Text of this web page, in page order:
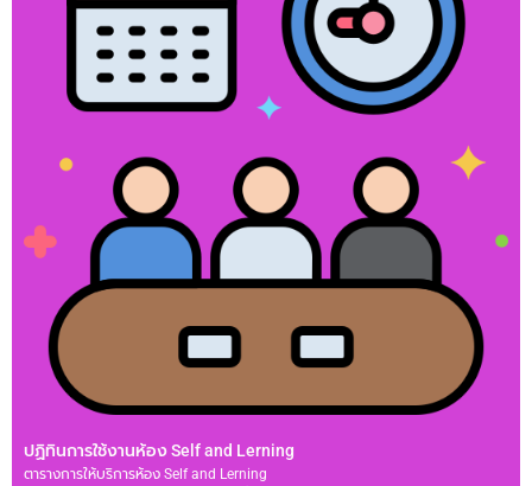
ปฏิทินการใช้งานห้อง Self and Lerning
ตารางการให้บริการห้อง Self and Lerning